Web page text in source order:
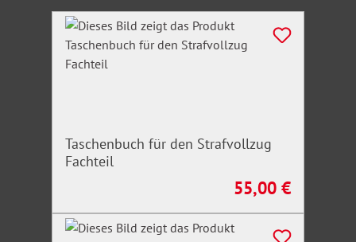
Produktgalerie überspringen
Taschenbuch für den Strafvollzug
Fachteil
Regulärer Preis:
55,00 €